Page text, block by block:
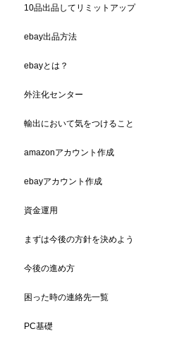
10品出品してリミットアップ
ebay出品方法
ebayとは？
外注化センター
輸出において気をつけること
amazonアカウント作成
ebayアカウント作成
資金運用
まずは今後の方針を決めよう
今後の進め方
困った時の連絡先一覧
PC基礎